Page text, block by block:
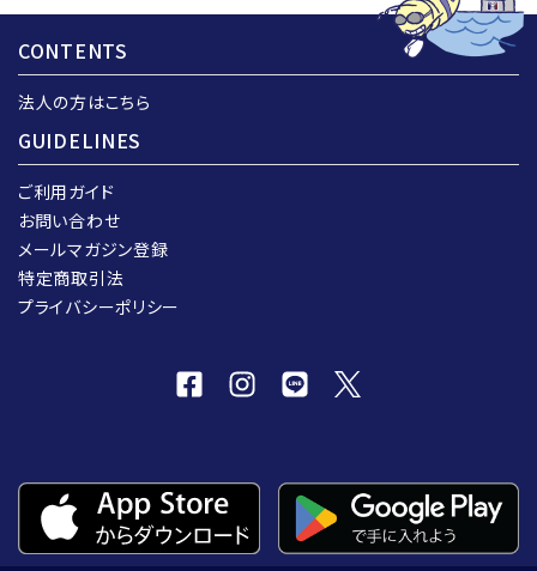
CONTENTS
法人の方はこちら
GUIDELINES
ご利用ガイド
お問い合わせ
メールマガジン登録
特定商取引法
プライバシーポリシー